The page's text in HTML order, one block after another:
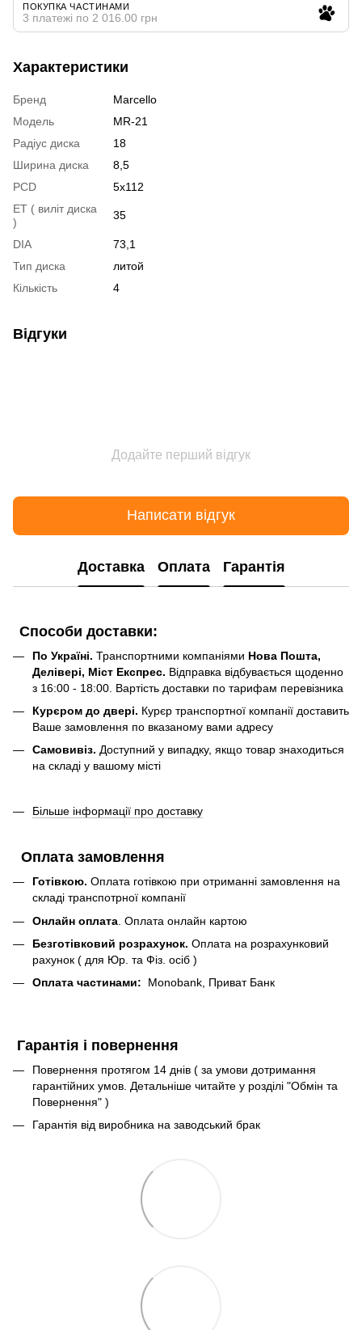
ПОКУПКА ЧАСТИНАМИ
3 платежі по 2 016.00 грн
Характеристики
Бренд
Marcello
Модель
MR-21
Радіус диска
18
Ширина диска
8,5
PCD
5x112
ET ( виліт диска
)
35
DIA
73,1
Тип диска
литой
Кількість
4
Відгуки
Додайте перший відгук
Написати відгук
Доставка Оплата Гарантія
Способи доставки:
По Україні. Транспортними компаніями Нова Пошта,
Делівері, Міст Експрес. Відправка відбувається щоденно
з 16:00 - 18:00. Вартість доставки по тарифам перевізника
Курєром до двері. Курєр транспортної компанії доставить
Ваше замовлення по вказаному вами адресу
Самовивіз. Доступний у випадку, якщо товар знаходиться
на складі у вашому місті
Більше інформації про доставку
Оплата замовлення
Готівкою. Оплата готівкою при отриманні замовлення на
складі транспотрної компанії
Онлайн оплата . Оплата онлайн картою
Безготівковий розрахунок. Оплата на розрахунковий
рахунок ( для Юр. та Фіз. осіб )
Оплата частинами: Monobank, Приват Банк
Гарантія і повернення
Повернення протягом 14 днів ( за умови дотримання
гарантійних умов. Детальніше читайте у розділі "Обмін та
Повернення" )
Гарантія від виробника на заводський брак